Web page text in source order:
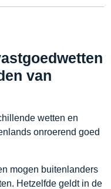
van
wetten en
onroerend goed
mogen buitenlanders
Hetzelfde geldt in de